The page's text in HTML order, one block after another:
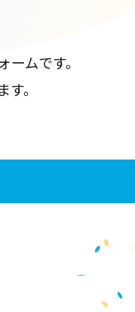
ムです。
。